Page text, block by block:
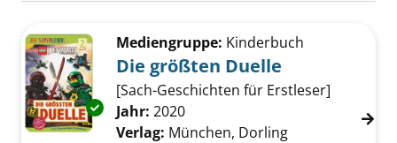
Zu den Suchfiltern springen
Exemplar-Details von Die größten Duelle
Mediengruppe: Kinderbuch
Die größten Duelle
[Sach-Geschichten für Erstleser]
Suche nach diesem Verfasser
Jahr: 2020
Verlag: München, Dorling